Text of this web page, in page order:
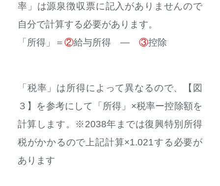
率」は源泉徴収票に記入がありませんので
自分で計算する必要があります。
「所得」＝②給与所得 ― ③控除
「税率」は所得によって異なるので、【図
３】を参考にして「所得」×税率ー控除額を
計算します。 ※2038年までは復興特別所得
税がかかるので 上記計算×1.021する必要が
あります